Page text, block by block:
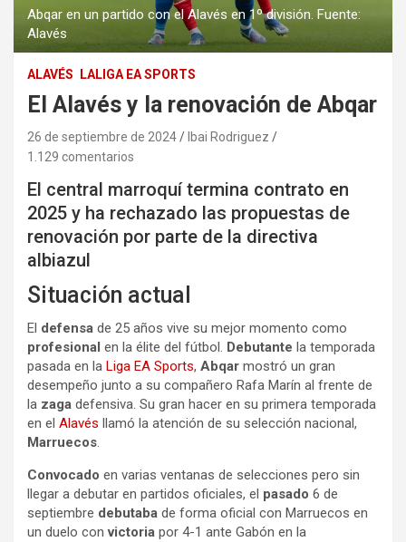
Abqar en un partido con el Alavés en 1º división. Fuente:
Alavés
ALAVÉS LALIGA EA SPORTS
El Alavés y la renovación de Abqar
26 de septiembre de 2024
Ibai Rodriguez
1.129 comentarios
El central marroquí termina contrato en
2025 y ha rechazado las propuestas de
renovación por parte de la directiva
albiazul
Situación actual
El defensa de 25 años vive su mejor momento como
profesional en la élite del fútbol. Debutante la temporada
pasada en la Liga EA Sports, Abqar mostró un gran
desempeño junto a su compañero Rafa Marín al frente de
la zaga defensiva. Su gran hacer en su primera temporada
en el Alavés llamó la atención de su selección nacional,
Marruecos.
Convocado en varias ventanas de selecciones pero sin
llegar a debutar en partidos oficiales, el pasado 6 de
septiembre debutaba de forma oficial con Marruecos en
un duelo convictoria por 4-1 ante Gabón en la